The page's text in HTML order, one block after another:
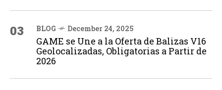
03 BLOG December 24, 2025
GAME se Une a la Oferta de Balizas V16
Geolocalizadas, Obligatorias a Partir de
2026